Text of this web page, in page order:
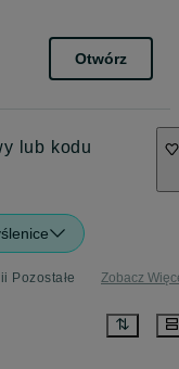
Otwórz
lub kodu
Pozostałe Zobacz